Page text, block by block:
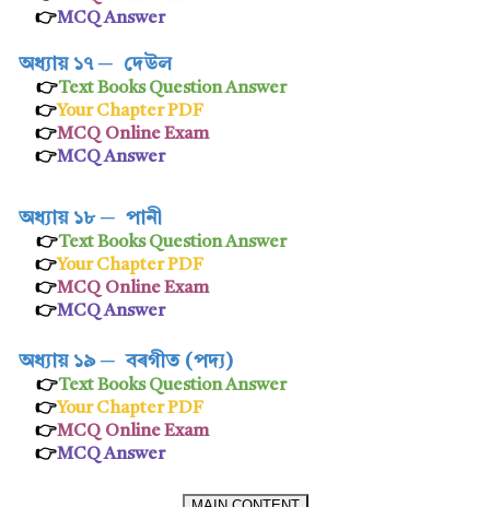
👉MCQ Answer
অধ্যায় ১৭ ─ দেউল
👉Text Books Question Answer
👉Your Chapter PDF
👉MCQ Online Exam
👉MCQ Answer
অধ্যায় ১৮ ─ পানী
👉Text Books Question Answer
👉Your Chapter PDF
👉MCQ Online Exam
👉MCQ Answer
অধ্যায় ১৯ ─ বৰগীত (পদ্য)
👉Text Books Question Answer
👉Your Chapter PDF
👉MCQ Online Exam
👉MCQ Answer